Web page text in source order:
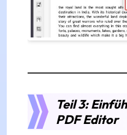
Teil 3:
PDF Editor